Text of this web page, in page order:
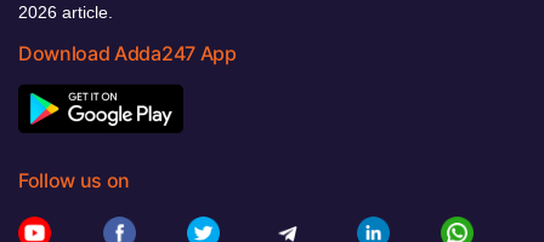
2026 article.
Download Adda247 App
Follow us on